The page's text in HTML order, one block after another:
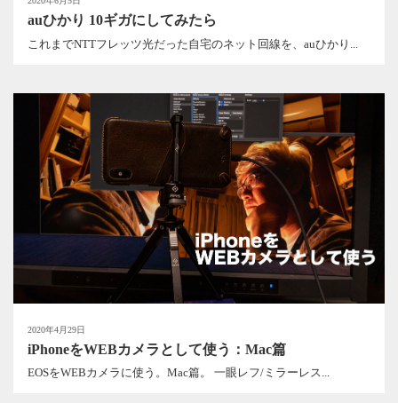
auひかり 10ギガにしてみたら
これまでNTTフレッツ光だった自宅のネット回線を、auひかり...
2020年4月29日
iPhoneをWEBカメラとして使う：Mac篇
EOSをWEBカメラに使う。Mac篇。 一眼レフ/ミラーレス...